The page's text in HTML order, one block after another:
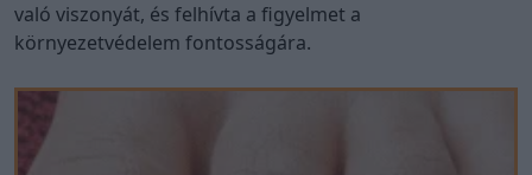
való viszonyát, és felhívta a figyelmet a
környezetvédelem fontosságára.